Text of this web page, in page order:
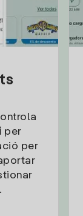
per
per